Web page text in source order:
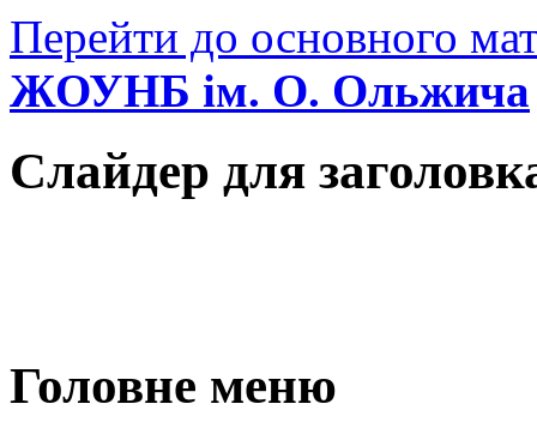
Перейти до основного
ЖОУНБ ім. О. Ольжича
Слайдер для
Головне меню